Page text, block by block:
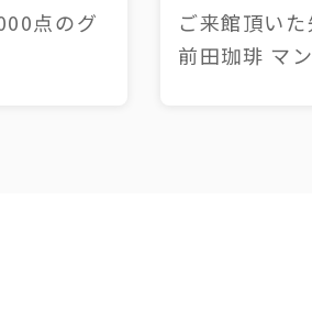
点のグ
ご来館頂い
前田珈琲 マ